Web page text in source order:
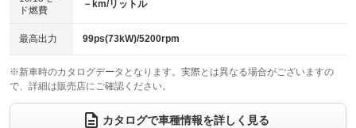
ベンチシート
：装備なし
チップアップシート
：装備なし
：装備なし ：装備なし
ウォークスルー
：装備あり
電動リアゲート フロントカメラ
：装備なし
ド燃費
－km/リットル
最高出力 99ps(73kW)/5200rpm
※新車時のカタログデータとなります。実際とは異なる場合がございますの
で、詳細は販売店にご確認ください。
カタログで車種情報を詳しく見る